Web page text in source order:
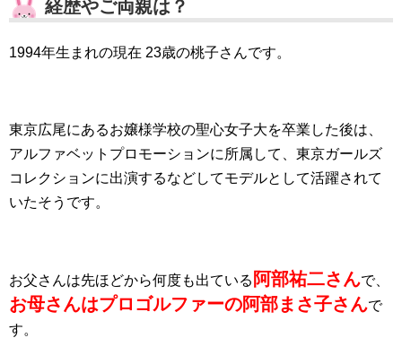
経歴やご両親は？
1994年生まれの現在 23歳の桃子さんです。
東京広尾にあるお嬢様学校の聖心女子大を卒業した後は、
アルファベットプロモーションに所属して、東京ガールズ
コレクションに出演するなどしてモデルとして活躍されて
いたそうです。
お父さんは先ほどから何度も出ている 阿部祐二さんで、
お母さんはプロゴルファーの阿部まさ子さんで
す。